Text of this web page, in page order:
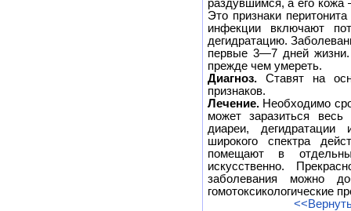
раздувшимся, а его кожа
Это признаки
инфекции включают
дегидратацию.
первые 3—7 дней жизни.
прежде чем умереть.
Диагноз.Ставят на
признаков.
Лечение.Необходимо
может заразиться
диареи, дегидратации
широкого спектра
помещают в
искусственно.
заболевания можно
гомотоксикологические